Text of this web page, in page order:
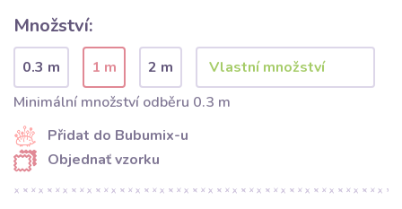
Množství:
0.3 m 1 m
2 m
Minimální množství odběru 0.3 m
Přidat do Bubumix-u
Objednať vzorku